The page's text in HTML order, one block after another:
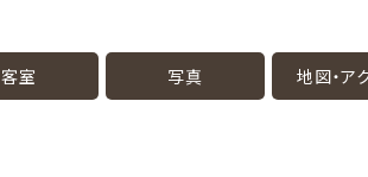
客室 写真 地図・ア